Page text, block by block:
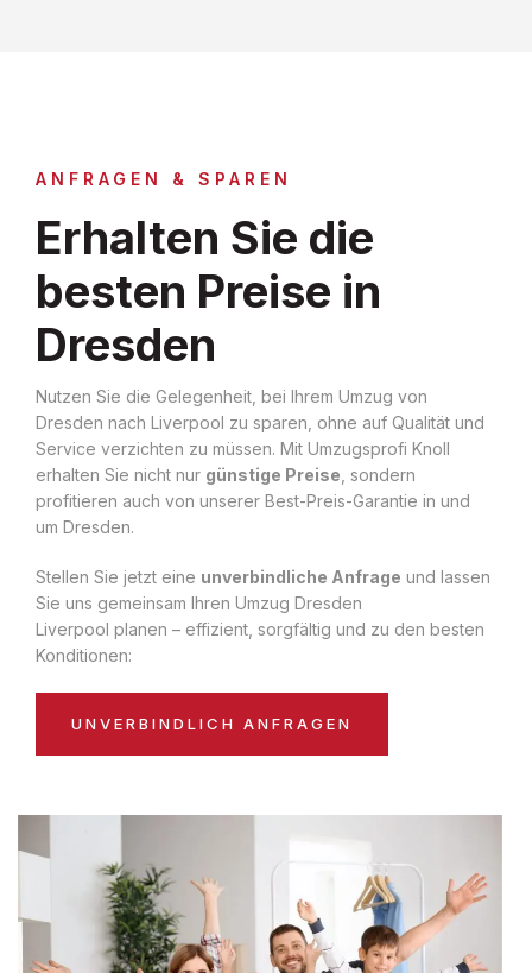
ANFRAGEN & SPAREN
Erhalten Sie die
besten Preise in
Dresden
Nutzen Sie die Gelegenheit, bei Ihrem Umzug von
Dresden nach Liverpool zu sparen, ohne auf Qualität und
Service verzichten zu müssen. Mit Umzugsprofi Knoll
erhalten Sie nicht nur günstige Preise , sondern
profitieren auch von unserer Best-Preis-Garantie in und
um Dresden.
Stellen Sie jetzt eine unverbindliche Anfrage und lassen
Sie uns gemeinsam Ihren Umzug Dresden
Liverpool planen – effizient, sorgfältig und zu den besten
Konditionen:
UNVERBINDLICH ANFRAGEN